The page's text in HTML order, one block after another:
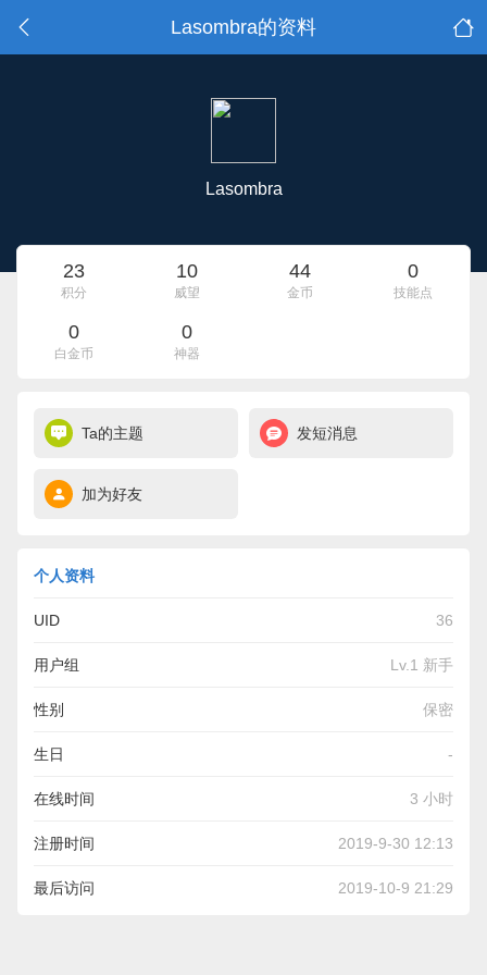
Lasombra的资料
Lasombra
23
积分
10
威望
44
金币
0
技能点
0
白金币
0
神器
Ta的主题 发短消息
加为好友
个人资料
UID 36
用户组 Lv.1 新手
性别 保密
生日 -
在线时间 3 小时
注册时间 2019-9-30 12:13
最后访问 2019-10-9 21:29